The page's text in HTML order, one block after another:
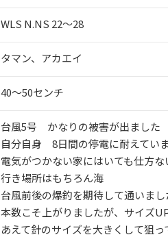
WLS N.NS 22〜28
タマン、アカエイ
40〜50センチ
台風5号 かなりの被害が出ました
自分自身 8日間の停電に耐えてい
電気がつかない家にはいても仕方な
行き場所はもちろん海
台風前後の爆釣を期待して通いまし
本数こそ上がりましたが、サイズ
あえて針のサイズを大きくして狙